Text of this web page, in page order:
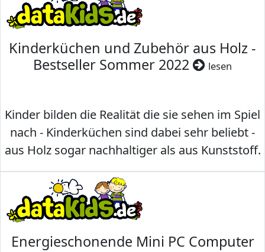
Kinderküchen und Zubehör aus Holz -
Bestseller Sommer 2022
lesen
Kinder bilden die Realität die sie sehen im Spiel
nach - Kinderküchen sind dabei sehr beliebt -
aus Holz sogar nachhaltiger als aus Kunststoff.
Energieschonende Mini PC Computer